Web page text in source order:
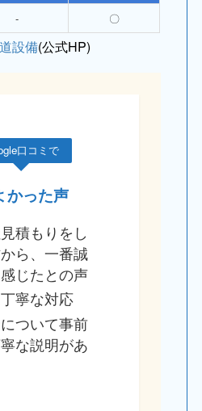
‐ 〇
設備(公式HP)
口コミで
かった声
積もりをし
ら、一番誠
じたとの声
寧な対応
ついて事前
な説明があ